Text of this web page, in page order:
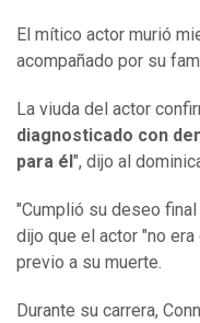
El mítico actor murió
acompañado por su
La viuda del actor
diagnosticado con
para él ", dijo al
"Cumplió su deseo
dijo que el actor "no
previo a su muerte.
Durante su carrera,